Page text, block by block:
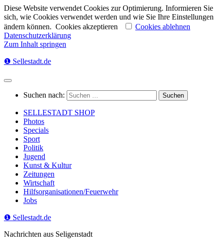
Diese Website verwendet Cookies zur Optimierung. Informieren Sie
sich, wie Cookies verwendet werden und wie Sie Ihre Einstellungen
ändern können. Cookies akzeptieren
Cookies ablehnen
Datenschutzerklärung
Zum Inhalt springen
❶ Sellestadt.de
Suchen nach:
SELLESTADT SHOP
Photos
Specials
Sport
Politik
Jugend
Kunst & Kultur
Zeitungen
Wirtschaft
Hilfsorganisationen/Feuerwehr
Jobs
❶ Sellestadt.de
Nachrichten aus Seligenstadt